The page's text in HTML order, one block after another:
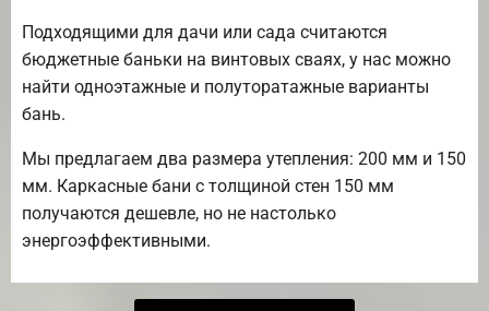
Подходящими для дачи или сада считаются
бюджетные баньки на винтовых сваях, у нас можно
найти одноэтажные и полуторатажные варианты
бань.
Мы предлагаем два размера утепления: 200 мм и 150
мм. Каркасные бани с толщиной стен 150 мм
получаются дешевле, но не настолько
энергоэффективными.